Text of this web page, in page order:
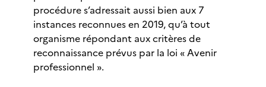
procédure s’adressait aussi bien aux 7
instances reconnues en 2019, qu’à tout
organisme répondant aux critères de
reconnaissance prévus par la loi « Avenir
professionnel ».